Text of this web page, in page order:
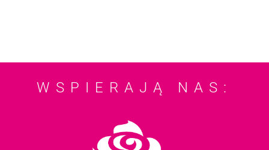
WSPIERAJĄ NAS: